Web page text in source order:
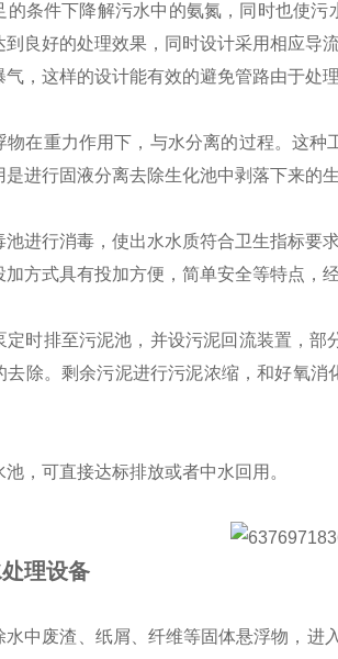
的条件下降解污水中的氨氮，同时也使
良好的处理效果，同时设计采用相应导
，这样的设计能有效的避免管路由于处
物在重力作用下，与水分离的过程。这
是进行固液分离去除生化池中剥落下来的
池进行消毒，使出水水质符合卫生指标
方式具有投加方便，简单安全等特点，
定时排至污泥池，并设污泥回流装置，
去除。剩余污泥进行污泥浓缩，和好氧
，可直接达标排放或者中水回用。
理设备
水中废渣、纸屑、纤维等固体悬浮物，